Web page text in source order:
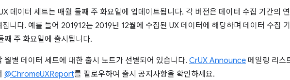
데이터 세트는 매월 둘째 주 화요일에 업데이트됩니다. 각 버전은 데이터 수집 기간의
집니다. 예를 들어 201912는 2019년 12월에 수집된 UX 데이터에 해당하며 데이터 수집
째 주 화요일에 출시됩니다.
월별 데이터 세트에 대한 출시 노트가 선별되어 있습니다. CrUX Announce 메일링 리스
@ChromeUXReport를 팔로우하여 출시 공지사항을 확인하세요.